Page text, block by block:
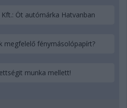
Öt autómárka Hatvanban
megfelelő fénymásolópapírt?
munka mellett!